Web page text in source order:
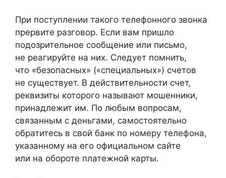
При поступлении такого телефонного звонка
прервите разговор. Если вам пришло
подозрительное сообщение или письмо,
не реагируйте на них. Следует помнить,
что «безопасных» («специальных») счетов
не существует. В действительности счет,
реквизиты которого называют мошенники,
принадлежит им. По любым вопросам,
связанным с деньгами, самостоятельно
обратитесь в свой банк по номеру телефона,
указанному на его официальном сайте
или на обороте платежной карты.